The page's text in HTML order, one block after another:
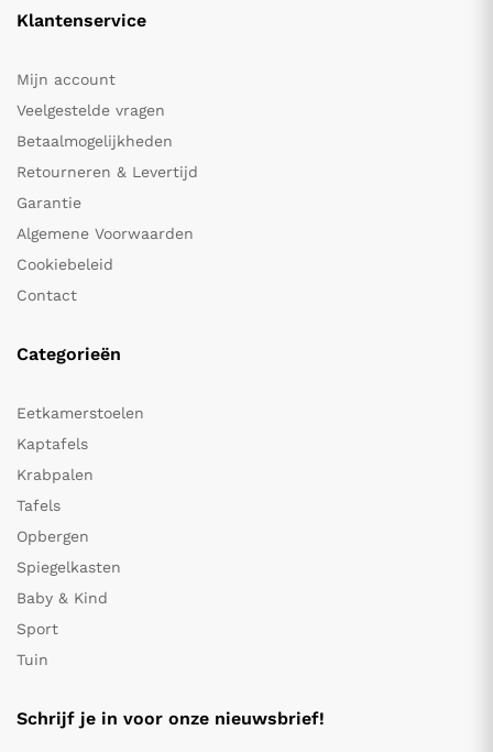
Klantenservice
Mijn account
Veelgestelde vragen
Betaalmogelijkheden
Retourneren & Levertijd
Garantie
Algemene Voorwaarden
Cookiebeleid
Contact
Categorieën
Eetkamerstoelen
Kaptafels
Krabpalen
Tafels
Opbergen
Spiegelkasten
Baby & Kind
Sport
Tuin
Schrijf je in voor onze nieuwsbrief!